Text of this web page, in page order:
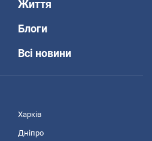
Життя
Блоги
Всі новини
Харків
Дніпро